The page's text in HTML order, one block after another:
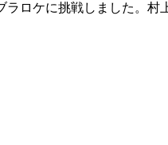
ラロケに挑戦しました。村